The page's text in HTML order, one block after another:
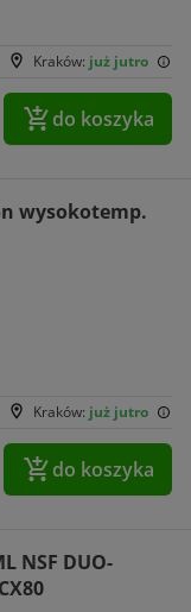
Kraków: już jutro
do koszyka
wysokotemp.
Kraków: już jutro
do koszyka
NSF DUO-